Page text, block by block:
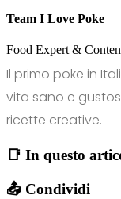
Team I Love Poke
Food Expert &
Il primo poke in
vita sano e
ricette creative.
📑 In questo
📤 Condividi